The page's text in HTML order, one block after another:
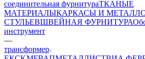
соединительная фурнитураТКАНЫЕ
МАТЕРИАЛЫКАРКАСЫ И
СТУЛЬЕВШВЕЙНАЯ ФУРНИТУРА
инструмент
—
трансформер